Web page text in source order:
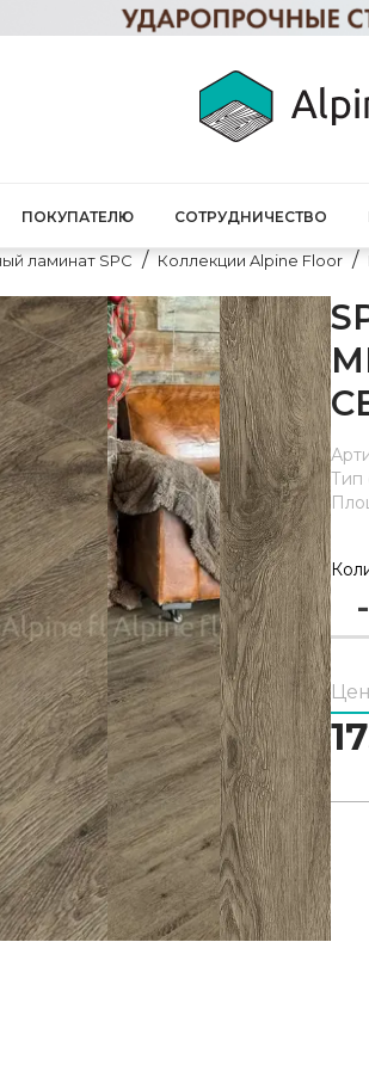
ПОКУПАТЕЛЮ СОТРУДНИЧЕСТВО
ламинат SPC Коллекции Alpine Floor
Тип
-